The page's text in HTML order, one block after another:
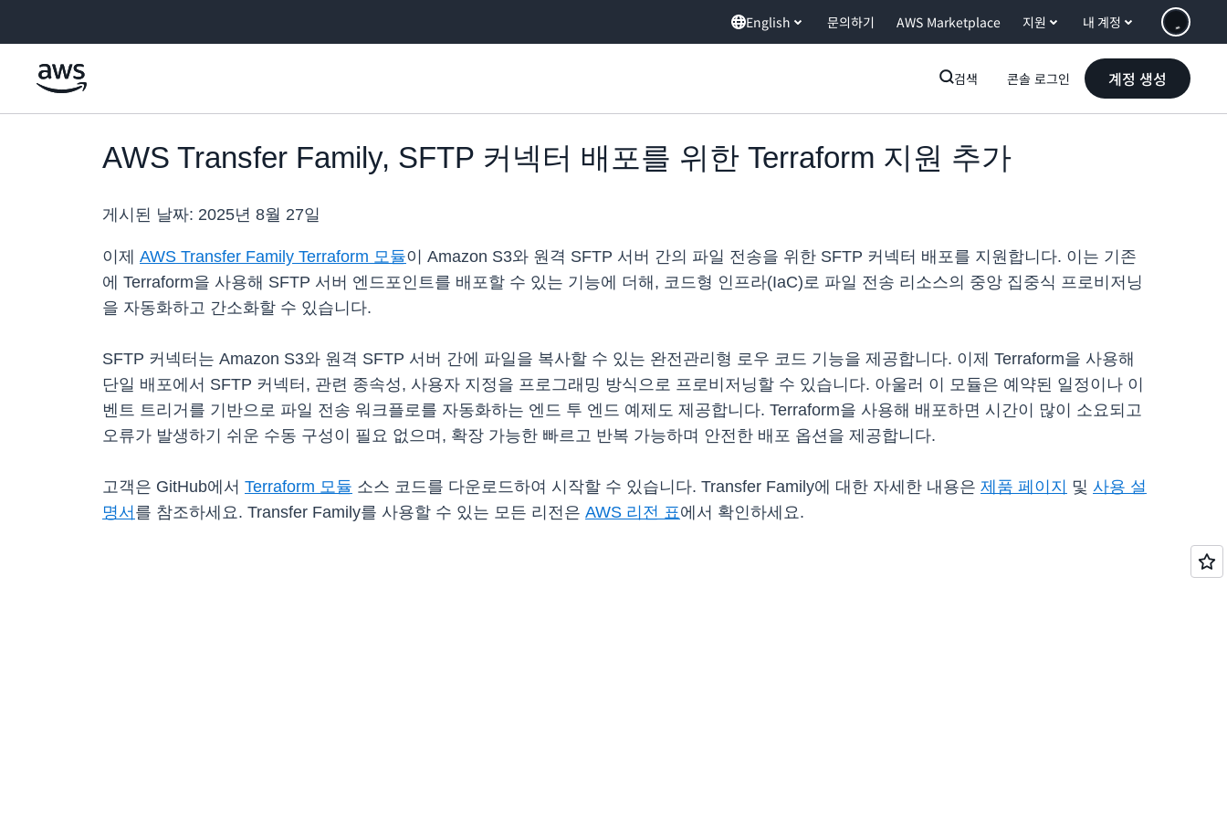
English 문의하기 AWS Marketplace 지원 내 계정
검색 콘솔 로그인 계정 생성
AWS Transfer Family, SFTP 커넥터 배포를 위한 Terraform 지원 추가
게시된 날짜: 2025년 8월 27일
이제 AWS Transfer Family Terraform 모듈이 Amazon S3와 원격 SFTP 서버 간의 파일 전송을 위한 SFTP 커넥터 배포를 지원합니다. 이는 기존
에 Terraform을 사용해 SFTP 서버 엔드포인트를 배포할 수 있는 기능에 더해, 코드형 인프라(IaC)로 파일 전송 리소스의 중앙 집중식 프로비저닝
을 자동화하고 간소화할 수 있습니다.
SFTP 커넥터는 Amazon S3와 원격 SFTP 서버 간에 파일을 복사할 수 있는 완전관리형 로우 코드 기능을 제공합니다. 이제 Terraform을 사용해
단일 배포에서 SFTP 커넥터, 관련 종속성, 사용자 지정을 프로그래밍 방식으로 프로비저닝할 수 있습니다. 아울러 이 모듈은 예약된 일정이나 이
벤트 트리거를 기반으로 파일 전송 워크플로를 자동화하는 엔드 투 엔드 예제도 제공합니다. Terraform을 사용해 배포하면 시간이 많이 소요되고
오류가 발생하기 쉬운 수동 구성이 필요 없으며, 확장 가능한 빠르고 반복 가능하며 안전한 배포 옵션을 제공합니다.
고객은 GitHub에서 Terraform 모듈 소스 코드를 다운로드하여 시작할 수 있습니다. Transfer Family에 대한 자세한 내용은 제품 페이지 및 사용 설
명서 를 참조하세요. Transfer Family를 사용할 수 있는 모든 리전은 AWS 리전 표에서 확인하세요.